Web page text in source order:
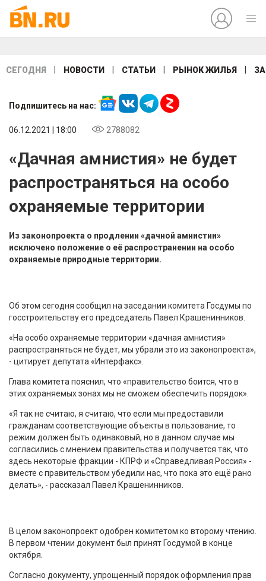
СЕГОДНЯ НОВОСТИ СТАТЬИ РЫНОК ЖИЛЬЯ
Подпишитесь на нас:
06.12.2021 | 18:00 2788082
«Дачная амнистия» не будет
распространяться на особо
охраняемые территории
Из законопроекта о продлении «дачной амнистии»
исключено положение о её распространении на особо
охраняемые природные территории.
Об этом сегодня сообщил на заседании комитета Госдумы по
госстроительству его председатель Павел Крашенинников.
«На особо охраняемые территории «дачная амнистия»
распространяться не будет, мы убрали это из законопроекта»,
- цитирует депутата «Интерфакс».
Глава комитета пояснил, что «правительство боится, что в
этих охраняемых зонах мы не сможем обеспечить порядок».
«Я так не считаю, я считаю, что если мы предоставили
гражданам соответствующие объекты в пользование, то
режим должен быть одинаковый, но в данном случае мы
согласились с мнением правительства и получается так, что
здесь некоторые фракции - КПРФ и «Справедливая Россия» -
вместе с правительством убедили нас, что пока это ещё рано
делать», - рассказал Павел Крашенинников.
В целом законопроект одобрен комитетом ко второму чтению.
В первом чтении документ был принят Госдумой в конце
октября.
Согласно документу, упрощенный порядок оформления прав